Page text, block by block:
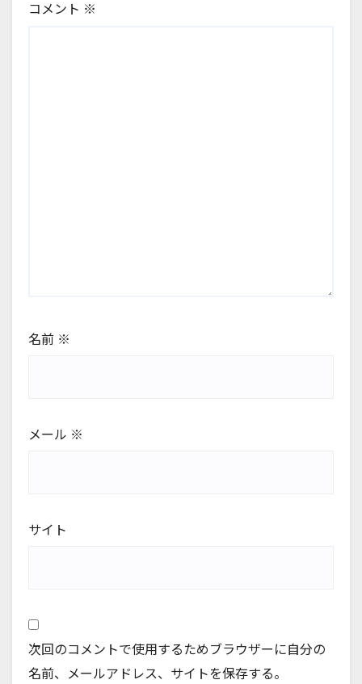
コメント ※
名前 ※
メール ※
サイト
次回のコメントで使用するためブラウザーに自分の
名前、メールアドレス、サイトを保存する。